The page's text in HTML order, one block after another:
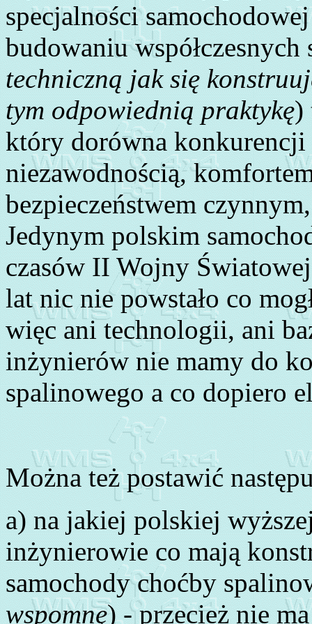
specjalności
budowaniu współczesnych
techniczną jak się
tym odpowiednią praktykę)
który dorówna
niezawodnością,
bezpieczeństwem
Jedynym polskim
czasów II Wojny
lat nic nie powstało co
więc ani technologii, ani
inżynierów nie mamy do
spalinowego a co dopiero
Można też postawić
a) na jakiej polskiej
inżynierowie co mają
samochody choćby
wspomnę) - przecież nie